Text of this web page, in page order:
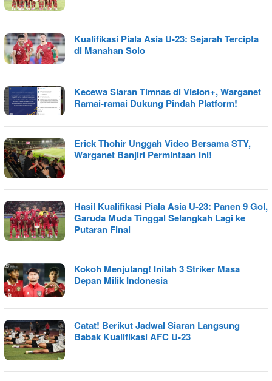
Kualifikasi Piala Asia U-23: Sejarah Tercipta
di Manahan Solo
Kecewa Siaran Timnas di Vision+, Warganet
Ramai-ramai Dukung Pindah Platform!
Erick Thohir Unggah Video Bersama STY,
Warganet Banjiri Permintaan Ini!
Hasil Kualifikasi Piala Asia U-23: Panen 9 Gol,
Garuda Muda Tinggal Selangkah Lagi ke
Putaran Final
Kokoh Menjulang! Inilah 3 Striker Masa
Depan Milik Indonesia
Catat! Berikut Jadwal Siaran Langsung
Babak Kualifikasi AFC U-23